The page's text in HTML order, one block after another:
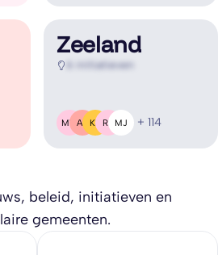
Zeeland
6 initiatieven
MWAR KE RP MJ + 114
beleid, initiatieven en
gemeenten.